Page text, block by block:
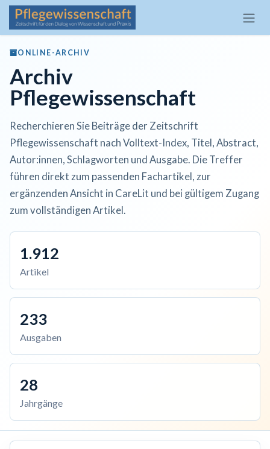
Zum Inhalt springen
ONLINE-ARCHIV
Archiv
Pflegewissenschaft
Recherchieren Sie Beiträge der Zeitschrift
Pflegewissenschaft nach Volltext-Index, Titel, Abstract,
Autor:innen, Schlagworten und Ausgabe. Die Treffer
führen direkt zum passenden Fachartikel, zur
ergänzenden Ansicht in CareLit und bei gültigem Zugang
zum vollständigen Artikel.
1.912
Artikel
233
Ausgaben
28
Jahrgänge